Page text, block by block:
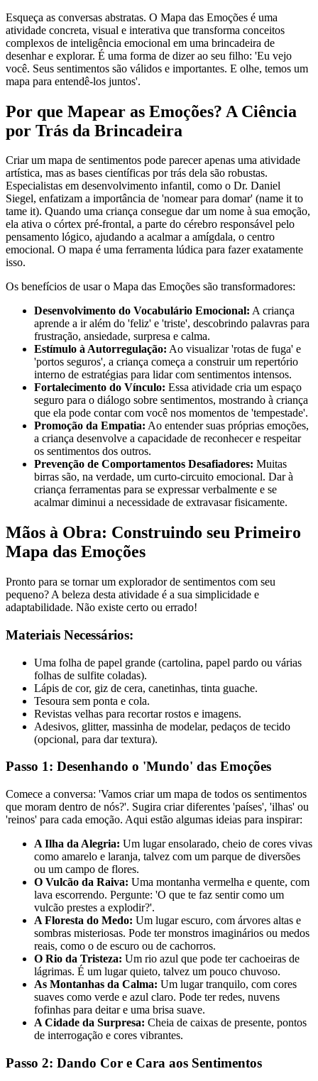
Esqueça as conversas abstratas. O Mapa das Emoções é uma
atividade concreta, visual e interativa que transforma conceitos
complexos de inteligência emocional em uma brincadeira de
desenhar e explorar. É uma forma de dizer ao seu filho: 'Eu vejo
você. Seus sentimentos são válidos e importantes. E olhe, temos um
mapa para entendê-los juntos'.
Por que Mapear as Emoções? A Ciência
por Trás da Brincadeira
Criar um mapa de sentimentos pode parecer apenas uma atividade
artística, mas as bases científicas por trás dela são robustas.
Especialistas em desenvolvimento infantil, como o Dr. Daniel
Siegel, enfatizam a importância de 'nomear para domar' (name it to
tame it). Quando uma criança consegue dar um nome à sua emoção,
ela ativa o córtex pré-frontal, a parte do cérebro responsável pelo
pensamento lógico, ajudando a acalmar a amígdala, o centro
emocional. O mapa é uma ferramenta lúdica para fazer exatamente
isso.
Os benefícios de usar o Mapa das Emoções são transformadores:
Desenvolvimento do Vocabulário Emocional: A criança
aprende a ir além do 'feliz' e 'triste', descobrindo palavras para
frustração, ansiedade, surpresa e calma.
Estímulo à Autorregulação: Ao visualizar 'rotas de fuga' e
'portos seguros', a criança começa a construir um repertório
interno de estratégias para lidar com sentimentos intensos.
Fortalecimento do Vínculo: Essa atividade cria um espaço
seguro para o diálogo sobre sentimentos, mostrando à criança
que ela pode contar com você nos momentos de 'tempestade'.
Promoção da Empatia: Ao entender suas próprias emoções,
a criança desenvolve a capacidade de reconhecer e respeitar
os sentimentos dos outros.
Prevenção de Comportamentos Desafiadores: Muitas
birras são, na verdade, um curto-circuito emocional. Dar à
criança ferramentas para se expressar verbalmente e se
acalmar diminui a necessidade de extravasar fisicamente.
Mãos à Obra: Construindo seu Primeiro
Mapa das Emoções
Pronto para se tornar um explorador de sentimentos com seu
pequeno? A beleza desta atividade é a sua simplicidade e
adaptabilidade. Não existe certo ou errado!
Materiais Necessários:
Uma folha de papel grande (cartolina, papel pardo ou várias
folhas de sulfite coladas).
Lápis de cor, giz de cera, canetinhas, tinta guache.
Tesoura sem ponta e cola.
Revistas velhas para recortar rostos e imagens.
Adesivos, glitter, massinha de modelar, pedaços de tecido
(opcional, para dar textura).
Passo 1: Desenhando o 'Mundo' das Emoções
Comece a conversa: 'Vamos criar um mapa de todos os sentimentos
que moram dentro de nós?'. Sugira criar diferentes 'países', 'ilhas' ou
'reinos' para cada emoção. Aqui estão algumas ideias para inspirar:
A Ilha da Alegria: Um lugar ensolarado, cheio de cores vivas
como amarelo e laranja, talvez com um parque de diversões
ou um campo de flores.
O Vulcão da Raiva: Uma montanha vermelha e quente, com
lava escorrendo. Pergunte: 'O que te faz sentir como um
vulcão prestes a explodir?'.
A Floresta do Medo: Um lugar escuro, com árvores altas e
sombras misteriosas. Pode ter monstros imaginários ou medos
reais, como o de escuro ou de cachorros.
O Rio da Tristeza: Um rio azul que pode ter cachoeiras de
lágrimas. É um lugar quieto, talvez um pouco chuvoso.
As Montanhas da Calma: Um lugar tranquilo, com cores
suaves como verde e azul claro. Pode ter redes, nuvens
fofinhas para deitar e uma brisa suave.
A Cidade da Surpresa: Cheia de caixas de presente, pontos
de interrogação e cores vibrantes.
Passo 2: Dando Cor e Cara aos Sentimentos